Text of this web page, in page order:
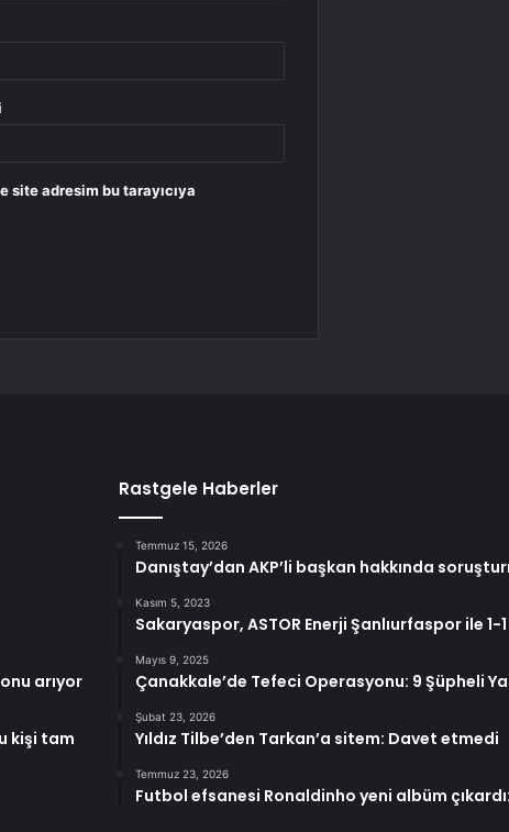
site adresim bu tarayıcıya
arıyor
kişi tam
Rastgele Haberler
Temmuz 15, 2026
Danıştay’dan AKP’li başkan hakkında
Kasım 5, 2023
Sakaryaspor, ASTOR Enerji Şanlıurfaspor ile 1-
Mayıs 9, 2025
Çanakkale’de Tefeci Operasyonu: 9 Şüpheli
Şubat 23, 2026
Yıldız Tilbe’den Tarkan’a sitem: Davet etmedi
Temmuz 23, 2026
Futbol efsanesi Ronaldinho yeni albüm